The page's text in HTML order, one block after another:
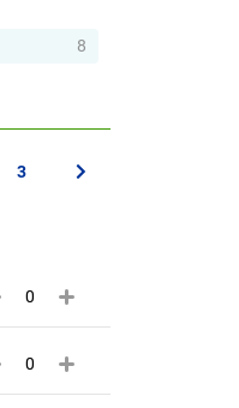
8
3